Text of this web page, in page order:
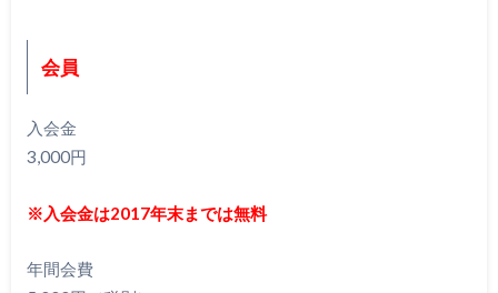
会員
入会金
3,000円
※入会金は2017年末までは無料
年間会費